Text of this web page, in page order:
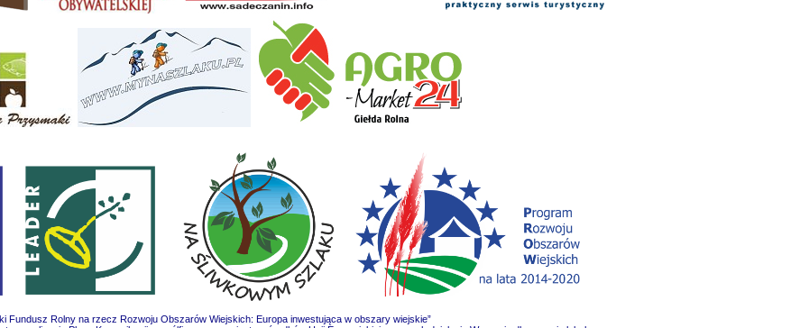
Fundusz Rolny na rzecz Rozwoju Obszarów Wiejskich: Europa inwestująca w obszary wiejskie”